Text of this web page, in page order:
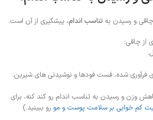
چاقی و رسیدن به تناسب اندام، پیشگیری از آن است.
از چاقی:
فرآوری شده، فست فودها و نوشیدنی های شیرین.
وزن و رسیدن به تناسب اندام رو کند کنه، برای
کم خوابی بر سلامت پوست و مو رو ببینید.)